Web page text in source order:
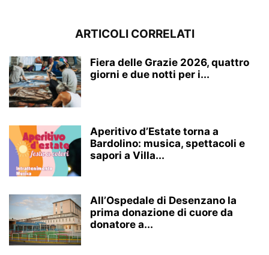
ARTICOLI CORRELATI
Fiera delle Grazie 2026, quattro
giorni e due notti per i...
Aperitivo d’Estate torna a
Bardolino: musica, spettacoli e
sapori a Villa...
All’Ospedale di Desenzano la
prima donazione di cuore da
donatore a...